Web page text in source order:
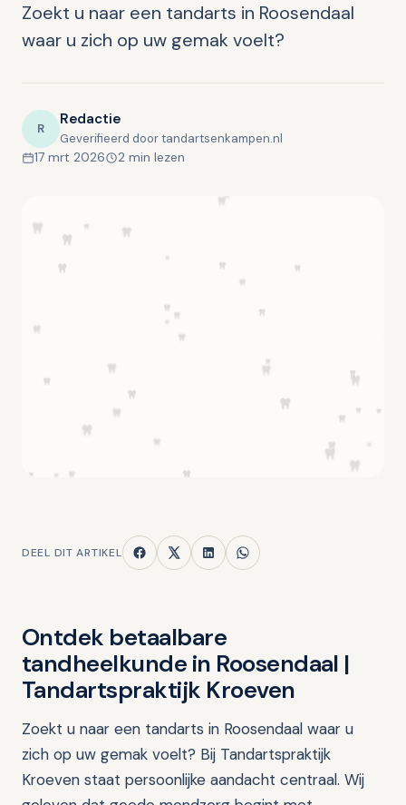
Zoekt u naar een tandarts in Roosendaal
waar u zich op uw gemak voelt?
R Redactie
Geverifieerd door tandartsenkampen.nl
17 mrt 2026 2 min lezen
DEEL DIT ARTIKEL
Ontdek betaalbare
tandheelkunde in Roosendaal |
Tandartspraktijk Kroeven
Zoekt u naar een tandarts in Roosendaal waar u
zich op uw gemak voelt? Bij Tandartspraktijk
Kroeven staat persoonlijke aandacht centraal. Wij